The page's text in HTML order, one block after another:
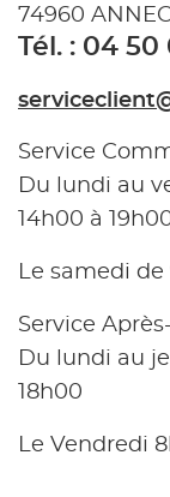
74960
Tél. : 04 50
Service
Du lundi au
14h00 à
Le samedi
Service
Du lundi au
18h00
Le Vendredi